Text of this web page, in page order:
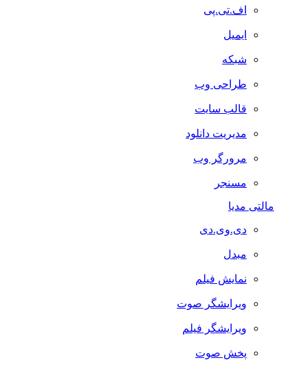
اف.تی.پی
ایمیل
شبکه
طراحی وب
قالب سایت
مدیریت دانلود
مرورگر وب
مسنجر
مالتی مدیا
دی.وی.دی
مبدل
نمایش فیلم
ویرایشگر صوت
ویرایشگر فیلم
پخش صوت